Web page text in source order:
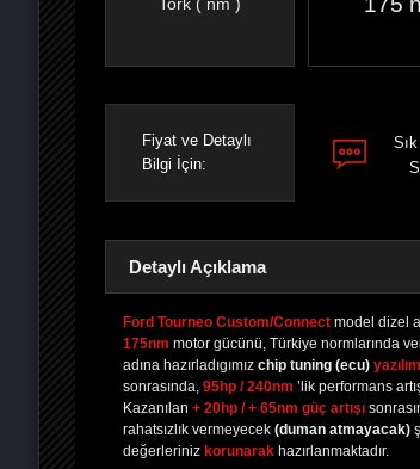
PAYLAŞPAYLAŞPLUS'TAPAYLAŞ
Tork ( nm )
Fiyat ve Detaylı
Bilgi İçin:
Detaylı Açıklama
Ford Tourneo Custom/Connect model dizel
175nm motor gücünü, Türkiye normlarında
adına hazırladıgımız chip tuning (ecu)
sonrasında, 95hp / 240nm ’lik performans
Kazanılan + 20hp / + 65nm güç artışı
rahatsızlık vermeyecek (duman atmayacak)
değerleriniz korunarak hazırlanmaktadır.